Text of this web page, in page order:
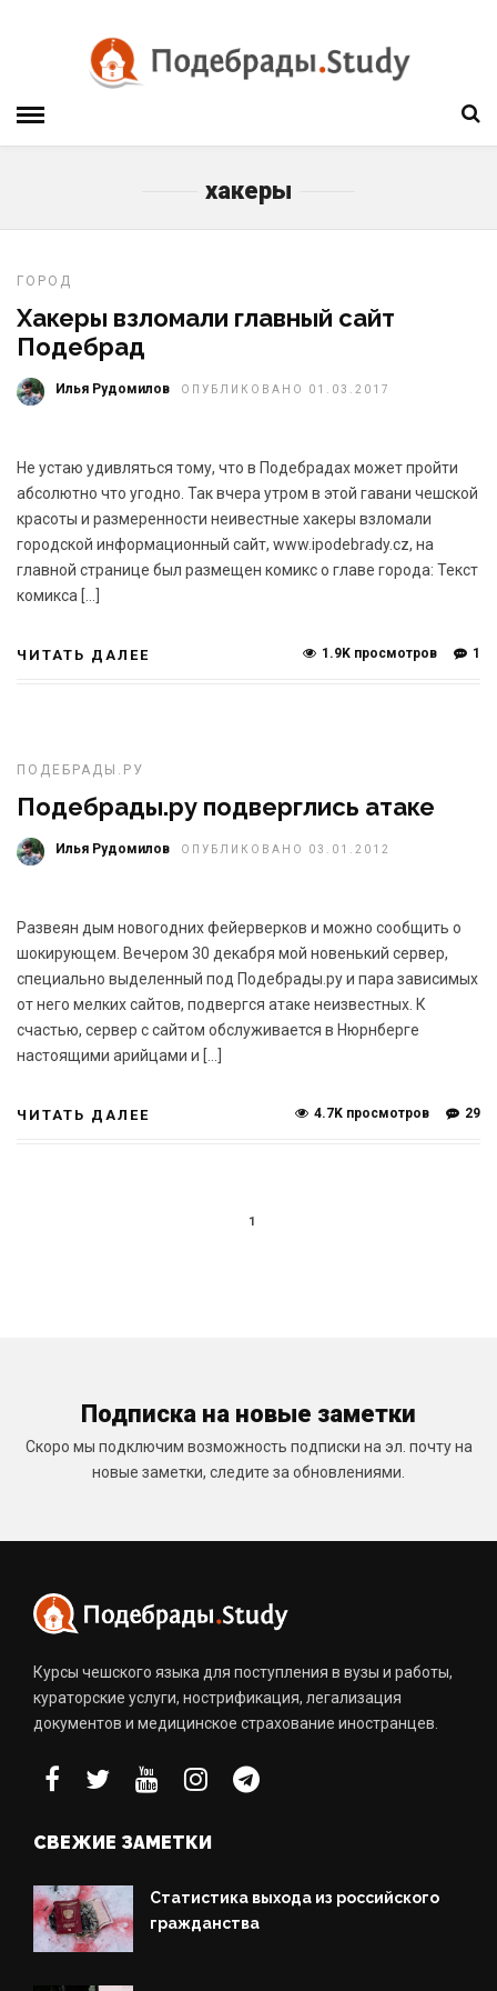
хакеры
ГОРОД
Хакеры взломали главный сайт
Подебрад
Илья Рудомилов ОПУБЛИКОВАНО 01.03.2017
Не устаю удивляться тому, что в Подебрадах может пройти
абсолютно что угодно. Так вчера утром в этой гавани чешской
красоты и размеренности неивестные хакеры взломали
городской информационный сайт, www.ipodebrady.cz, на
главной странице был размещен комикс о главе города: Текст
комикса […]
ЧИТАТЬ ДАЛЕЕ 1
1.9K просмотров
ПОДЕБРАДЫ.РУ
Подебрады.ру подверглись атаке
Илья Рудомилов ОПУБЛИКОВАНО 03.01.2012
Развеян дым новогодних фейерверков и можно сообщить о
шокирующем. Вечером 30 декабря мой новенький сервер,
специально выделенный под Подебрады.ру и пара зависимых
от него мелких сайтов, подвергся атаке неизвестных. К
счастью, сервер с сайтом обслуживается в Нюрнберге
настоящими арийцами и […]
ЧИТАТЬ ДАЛЕЕ 29
4.7K просмотров
1
Подписка на новые заметки
Скоро мы подключим возможность подписки на эл. почту на
новые заметки, следите за обновлениями.
Курсы чешского языка для поступления в вузы и работы,
кураторские услуги, нострификация, легализация
документов и медицинское страхование иностранцев.
СВЕЖИЕ ЗАМЕТКИ
Статистика выхода из российского
гражданства